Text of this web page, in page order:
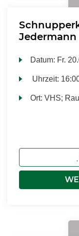
Jedermann
Datum: Fr.
Uhrzeit:
Ort:VHS;